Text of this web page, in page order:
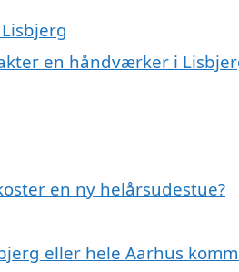
en håndværker i
en ny helårsudestue?
eller hele Aarhus